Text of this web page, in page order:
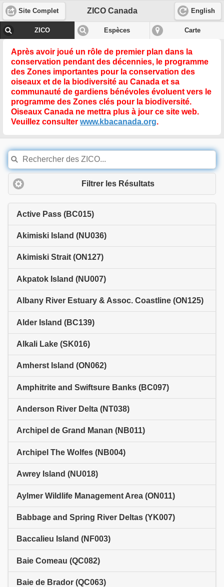
Site Complet ZICO Canada English
ZICO Espèces Carte
Après avoir joué un rôle de premier plan dans la
conservation pendant des décennies, le programme
des Zones importantes pour la conservation des
oiseaux et de la biodiversité au Canada et sa
communauté de gardiens bénévoles évoluent vers le
programme des Zones clés pour la biodiversité.
Oiseaux Canada ne mettra plus à jour ce site web.
Veuillez consulter www.kbacanada.org.
Filtrer les Résultats
Active Pass (BC015)
Akimiski Island (NU036)
Akimiski Strait (ON127)
Akpatok Island (NU007)
Albany River Estuary & Assoc. Coastline (ON125)
Alder Island (BC139)
Alkali Lake (SK016)
Amherst Island (ON062)
Amphitrite and Swiftsure Banks (BC097)
Anderson River Delta (NT038)
Archipel de Grand Manan (NB011)
Archipel The Wolfes (NB004)
Awrey Island (NU018)
Aylmer Wildlife Management Area (ON011)
Babbage and Spring River Deltas (YK007)
Baccalieu Island (NF003)
Baie Comeau (QC082)
Baie de Brador (QC063)